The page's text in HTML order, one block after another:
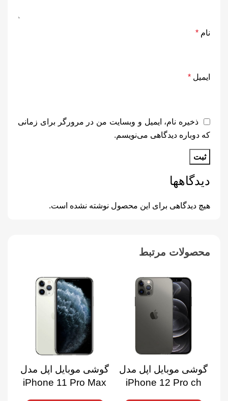
دیدگاهها
هیچ دیدگاهی برای این محصول نوشته نشده است.
نام *
ایمیل *
ذخیره نام، ایمیل و وبسایت من در مرورگر برای زمانی
که دوباره دیدگاهی می‌نویسم.
محصولات مرتبط
گوشی موبایل اپل مدل
iPhone 12 Pro ch
گوشی موبایل اپل مدل
iPhone 11 Pro Max